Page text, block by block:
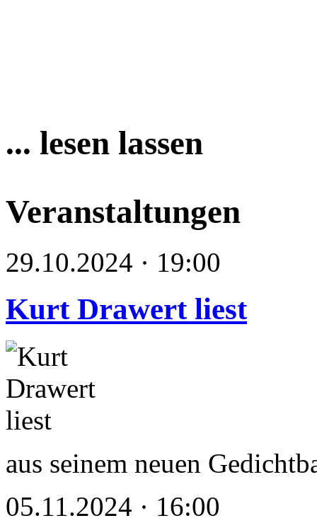
... lesen lassen
Veranstaltungen
29.10.2024 · 19:00
Kurt Drawert liest
aus seinem neuen
05.11.2024 · 16:00